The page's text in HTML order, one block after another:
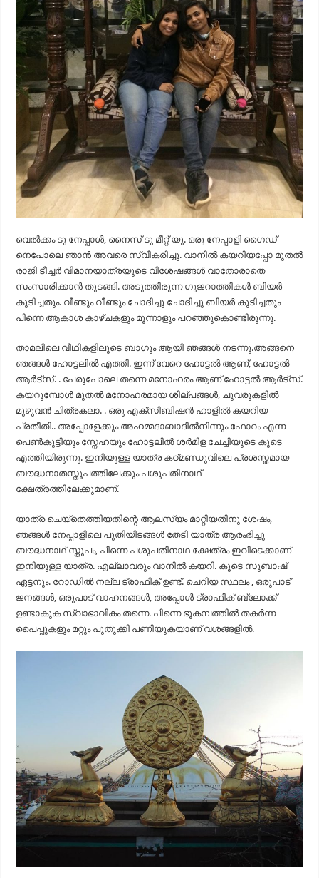
വെൽക്കം ടു നേപ്പാൾ, നൈസ് ടു മീറ്റ് യു. ഒരു നേപ്പാളി ഗൈഡ്
നെപോലെ ഞാൻ അവരെ സ്വീകരിച്ചു. വാനിൽ കയറിയപ്പോ മുതൽ
രാജി ടീച്ചർ വിമാനയാത്രയുടെ വിശേഷങ്ങൾ വാതോരാതെ
സംസാരിക്കാൻ തുടങ്ങി. അടുത്തിരുന്ന ഗുജറാത്തികൾ ബിയർ
കുടിച്ചതും. വീണ്ടും വീണ്ടും ചോദിച്ചു ചോദിച്ചു ബിയർ കുടിച്ചതും
പിന്നെ ആകാശ കാഴ്ചകളും മൂന്നാളും പറഞ്ഞുകൊണ്ടിരുന്നു.
താമലിലെ വീഥികളിലൂടെ ബാഗും ആയി ഞങ്ങൾ നടന്നു.അങ്ങനെ
ഞങ്ങൾ ഹോട്ടലിൽ എത്തി. ഇന്ന് വേറെ ഹോട്ടൽ ആണ്, ഹോട്ടൽ
ആർട്സ്. . പേരുപോലെ തന്നെ മനോഹരം ആണ് ഹോട്ടൽ ആർട്സ്.
കയറുമ്പോൾ മുതൽ മനോഹരമായ ശില്പങ്ങൾ, ചുവരുകളിൽ
മുഴുവൻ ചിത്രകലാ. . ഒരു എക്സിബിഷൻ ഹാളിൽ കയറിയ
പ്രതീതി.. അപ്പോളേക്കും അഹമ്മദാബാദിൽനിന്നും ഫോറം എന്ന
പെൺകുട്ടിയും സ്നേഹയും ഹോട്ടലിൽ ശർമിള ചേച്ചിയുടെ കൂടെ
എത്തിയിരുന്നു. ഇനിയുള്ള യാത്ര കഠ്മണ്ഡുവിലെ പ്രശസ്തമായ
ബൗദ്ധനാതസ്തൂപത്തിലേക്കും പശുപതിനാഥ്
ക്ഷേത്രത്തിലേക്കുമാണ്.
യാത്ര ചെയ്തെത്തിയതിന്റെ ആലസ്യം മാറ്റിയതിനു ശേഷം,
ഞങ്ങൾ നേപ്പാളിലെ പുതിയിടങ്ങൾ തേടി യാത്ര ആരംഭിച്ചു
ബൗദ്ധനാഥ് സ്തൂപം, പിന്നെ പശുപതിനാഥ ക്ഷേത്രം ഇവിടെക്കാണ്
ഇനിയുള്ള യാത്ര. എല്ലാവരും വാനിൽ കയറി. കൂടെ സുബാഷ്
ഏട്ടനും. റോഡിൽ നല്ല ട്രാഫിക് ഉണ്ട്. ചെറിയ സ്ഥലം , ഒരുപാട്
ജനങ്ങൾ, ഒരുപാട് വാഹനങ്ങൾ, അപ്പോൾ ട്രാഫിക് ബ്ലോക്ക്
ഉണ്ടാകുക സ്വാഭാവികം തന്നെ. പിന്നെ ഭൂകമ്പത്തിൽ തകർന്ന
പൈപ്പുകളും മറ്റും പുതുക്കി പണിയുകയാണ് വശങ്ങളിൽ.